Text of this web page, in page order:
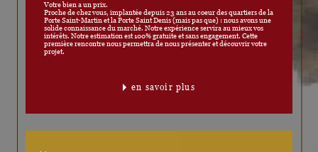
Votre bien a un prix.
Proche de chez vous, implantée depuis 23 ans au coeur des quartiers de la
Porte Saint-Martin et la Porte Saint Denis (mais pas que) : nous avons une
solide connaissance du marché. Notre expérience servira au mieux vos
intérêts. Notre estimation est 100% gratuite et sans engagement. Cette
première rencontre nous permettra de nous présenter et découvrir votre
projet.
en savoir plus